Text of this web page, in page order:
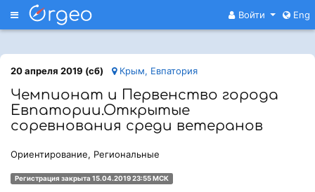
Меню Войти Eng
20 апреля 2019 (сб) Крым, Евпатория
Чемпионат и Первенство города
Евпатории.Открытые
соревнования среди ветеранов
Ориентирование, Региональные
Регистрация закрыта 15.04.2019 23:55 МСК